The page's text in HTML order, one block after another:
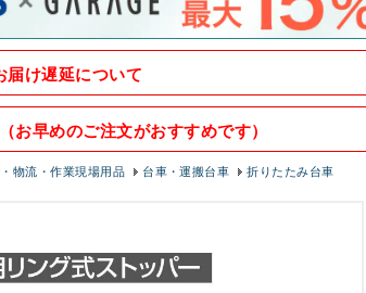
届け遅延について
お早めのご注文がおすすめです）
物流・作業現場用品 台車・運搬台車 折りたたみ台車